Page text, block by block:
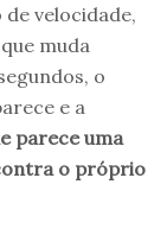
velocidade,
muda
o
e a
parece uma
o próprio